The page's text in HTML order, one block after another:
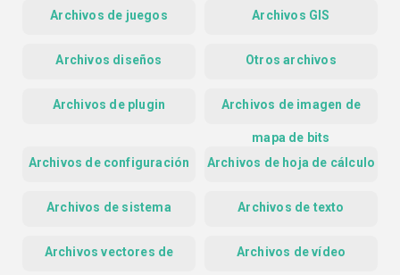
Archivos de juegos Archivos GIS
Archivos diseños Otros archivos
Archivos de plugin Archivos de imagen de
mapa de bits
Archivos de configuración
Archivos de hoja de cálculo
Archivos de sistema Archivos de texto
Archivos vectores de Archivos de vídeo